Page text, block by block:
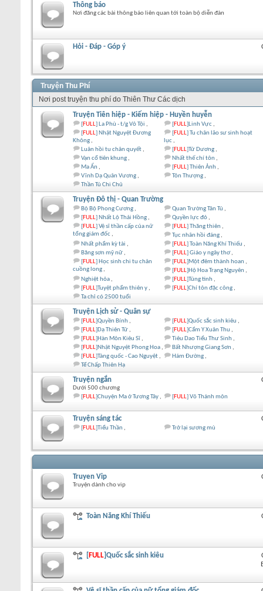
Thông báo
Nơi đăng các bài thông báo liên quan tới toàn bộ diễn đàn
Hỏi - Đáp - Góp ý
Truyện Thu Phí
Nơi post truyện thu phí do Thiên Thư Các dịch
Truyện Tiên hiệp - Kiếm hiệp - Huyền huyễn
[FULL] La Phù - t/g Vô Tội [FULL]Linh Vực
[FULL] Nhật Nguyệt Đương
Không
[FULL] Tu chân lão sư sinh hoạt
lục
Luân hồi tu chân quyết
[FULL]Tử Dương
Vạn cổ tiên khung
Nhất thế chí tôn
Ma Ẩn
[FULL] Thiên Ảnh
Vĩnh Dạ Quân Vương
Tôn Thượng
Thần Tú Chi Chủ
Truyện Đô thị - Quan Trường
Bộ Bộ Phong Cương
Quan Trường Tân Tú
[FULL] Nhất Lộ Thải Hồng
Quyền lực đỏ
[FULL] Vệ sĩ thần cấp của nữ
tổng giám đốc
[FULL] Thăng thiên
Tục nhân hồi đáng
Nhất phẩm kỳ tài
[FULL] Toàn Năng Khí Thiếu
Băng sơn mỹ nữ
[FULL] Giáo y ngây thơ
[FULL] Học sinh chi tu chân
cuồng long
[FULL]Một đêm thành hoan
[FULL]Hộ Hoa Trạng Nguyên
Nghiệt hỏa
[FULL]Túng tình
[FULL]Tuyệt phẩm thiên y [FULL]Chí tôn đặc công
Ta chỉ có 2500 tuổi
Truyện Lịch sử - Quân sự
[FULL]Quyền Bính [FULL]Quốc sắc sinh kiêu
[FULL]Dạ Thiên Tử [FULL]Cẩm Y Xuân Thu
[FULL]Hàn Môn Kiêu Sĩ
Tiêu Dao Tiểu Thư Sinh
[FULL]Nhật Nguyệt Phong Hoa
Bất Nhượng Giang Sơn
[FULL]Tàng quốc - Cao Nguyệt
Hám Đường
Tể Chấp Thiên Hạ
Truyện ngắn
Dưới 500 chương
[FULL]Chuyện Ma ở Tương Tây [FULL] Võ Thánh môn
Truyện sáng tác
[FULL]Tiểu Thần Trở lại sương mù
Truyen Vip
Truyện dành cho vip
Toàn Năng Khí Thiếu
[ FULL]Quốc sắc sinh kiêu